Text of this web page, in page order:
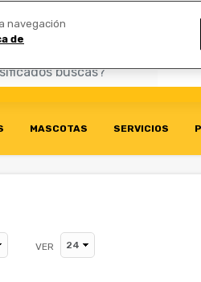
MASCOTAS SERVICIOS
VER
navegación
de